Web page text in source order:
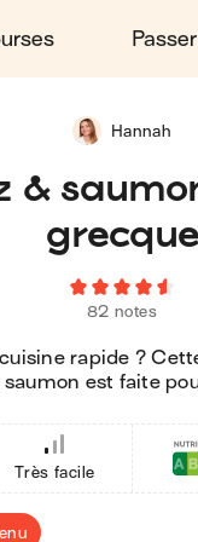
&
grecque
82 notes
rapide ?
saumon est faite
Hannah
Très facile